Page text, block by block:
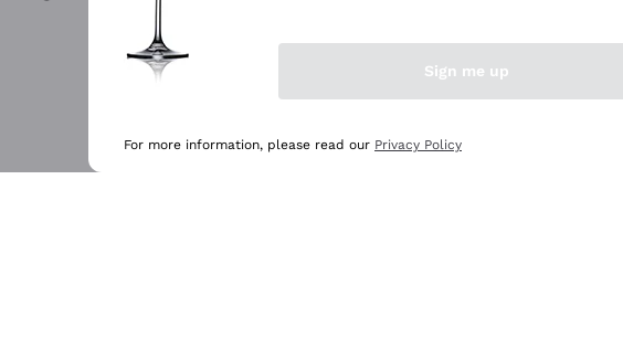
Sign me up
For more information, please read our Privacy Policy